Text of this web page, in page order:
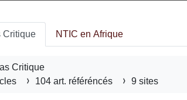
Critique NTIC en Afrique
Critique
104 art. référéncés 9 sites